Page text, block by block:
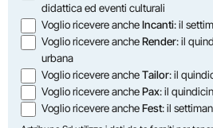
didattica ed eventi culturali
Voglio ricevere ancheIncanti: il
Voglio ricevere ancheRender: il
urbana
Voglio ricevere ancheTailor: il
Voglio ricevere anchePax: il
Voglio ricevere ancheFest: il